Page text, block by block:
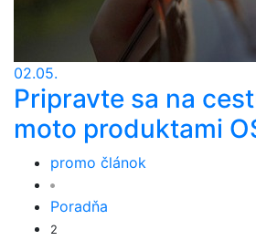
02.05.
Pripravte sa na
moto produktami
promo článok
Poradňa
2